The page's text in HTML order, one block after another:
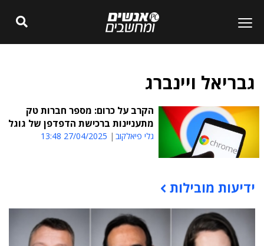
גבריאל ויינברג
הקרב על כרום: מספר חברות טק
מתעניינות ברכישת הדפדפן של גוגל
גלי פיאלקוב 27/04/2025 13:48
תוכן פרסומי
ידיעות מובילות